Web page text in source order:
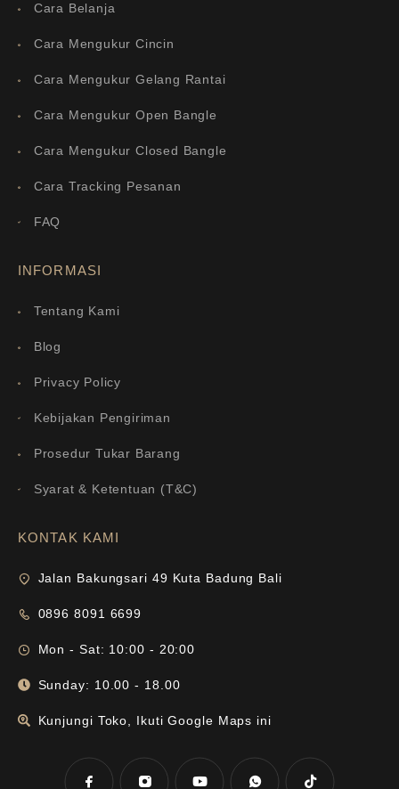
Cara Belanja
Cara Mengukur Cincin
Cara Mengukur Gelang Rantai
Cara Mengukur Open Bangle
Cara Mengukur Closed Bangle
Cara Tracking Pesanan
FAQ
INFORMASI
Tentang Kami
Blog
Privacy Policy
Kebijakan Pengiriman
Prosedur Tukar Barang
Syarat & Ketentuan (T&C)
KONTAK KAMI
Jalan Bakungsari 49 Kuta Badung Bali
0896 8091 6699
Mon - Sat: 10:00 - 20:00
Sunday: 10.00 - 18.00
Kunjungi Toko, Ikuti Google Maps ini